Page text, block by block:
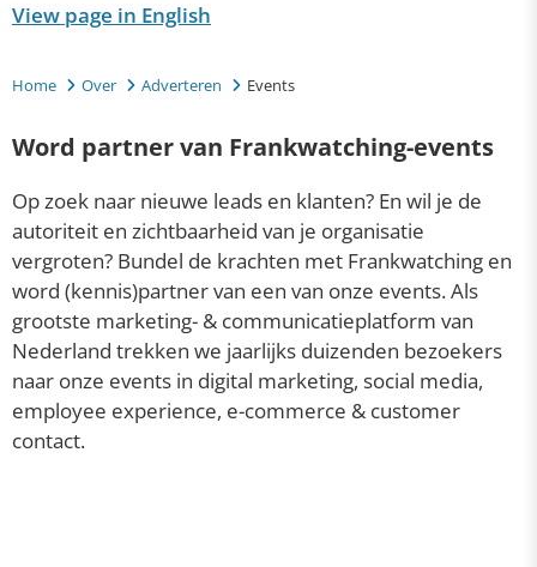
View page in English
Home Over Adverteren Events
Word partner van Frankwatching-events
Op zoek naar nieuwe leads en klanten? En wil je de
autoriteit en zichtbaarheid van je organisatie
vergroten? Bundel de krachten met Frankwatching en
word (kennis)partner van een van onze events. Als
grootste marketing- & communicatieplatform van
Nederland trekken we jaarlijks duizenden bezoekers
naar onze events in digital marketing, social media,
employee experience, e-commerce & customer
contact.